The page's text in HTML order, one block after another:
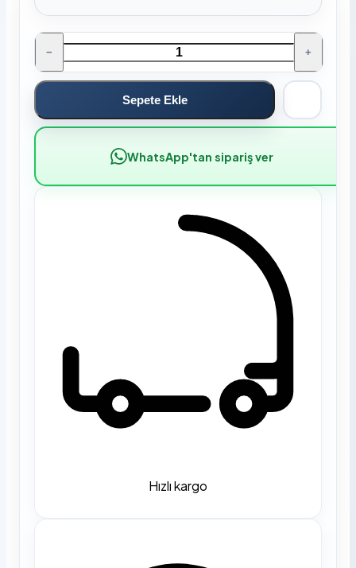
− +
Sepete Ekle
WhatsApp'tan sipariş ver
Hızlı kargo